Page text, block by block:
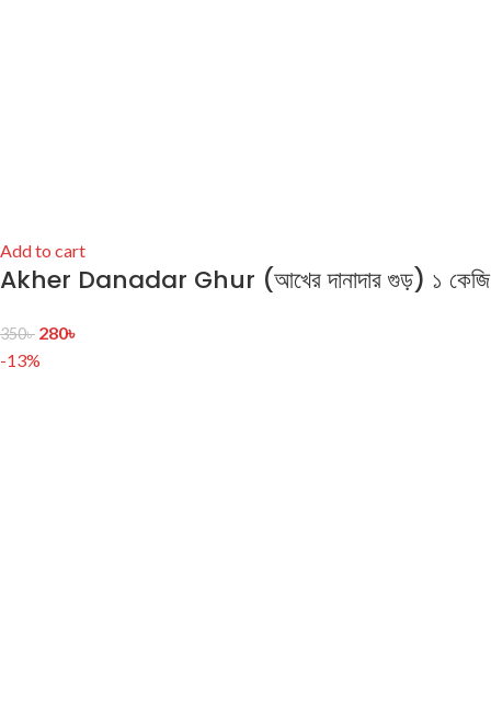
Add to cart
Akher Danadar Ghur (আখের দানাদার গুড়) ১ কেজি
350৳ 280৳
-13%